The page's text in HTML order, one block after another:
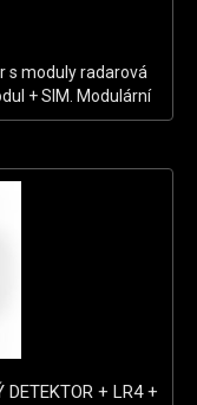
s moduly radarová
+ SIM. Modulární
ochrany.
OS Linux a
sensorů. V
na trhu.
DETEKTOR + LR4 +